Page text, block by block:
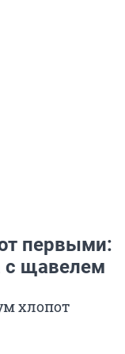
первыми:
с щавелем
хлопот